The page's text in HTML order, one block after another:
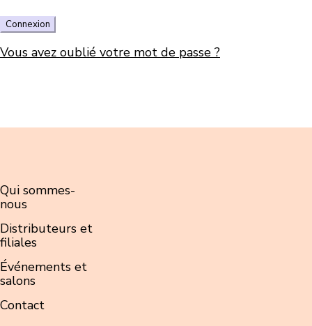
Vous avez oublié votre mot de passe ?
Qui sommes-
nous
Distributeurs et
filiales
Événements et
salons
Contact